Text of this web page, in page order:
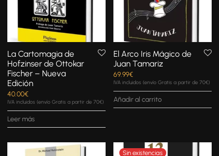
La Cartomagia de
Hofzinser de Ottokar
Fischer – Nueva
Edición
40.00€
IVA incluidos (envío Gratis a partir de 70€)
Leer más
El Arco Iris Mágico de
Juan Tamariz
69.99€
IVA incluidos (envío Gratis a partir de 70€)
Añadir al carrito